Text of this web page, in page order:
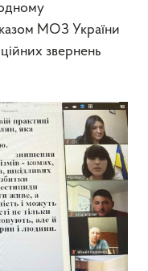
МОЗ України
звернень